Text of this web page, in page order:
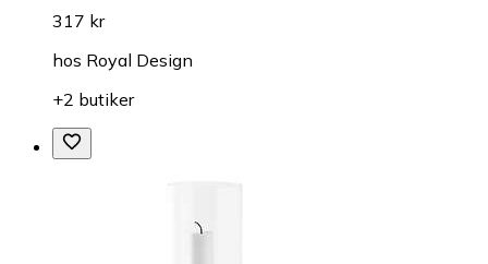
317 kr
hos Royal Design
+2 butiker